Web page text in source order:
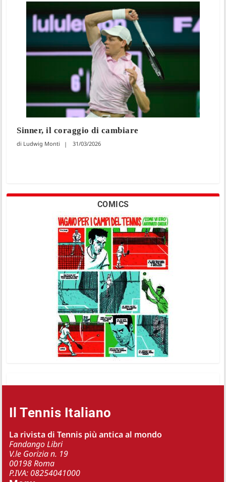
Sinner, il coraggio di cambiare
Ludwig Monti 31/03/2026
COMICS
Il Tennis Italiano
La rivista di Tennis più antica al mondo
Fandango Libri
V.le Gorizia n. 19
00198 Roma
P.IVA: 08254041000